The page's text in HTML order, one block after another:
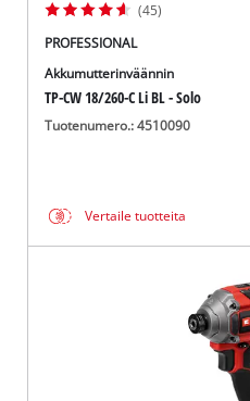
(45)
PROFESSIONAL
Akkumutterinväännin
TP-CW 18/260-C Li BL - Solo
Tuotenumero.: 4510090
Vertaile tuotteita